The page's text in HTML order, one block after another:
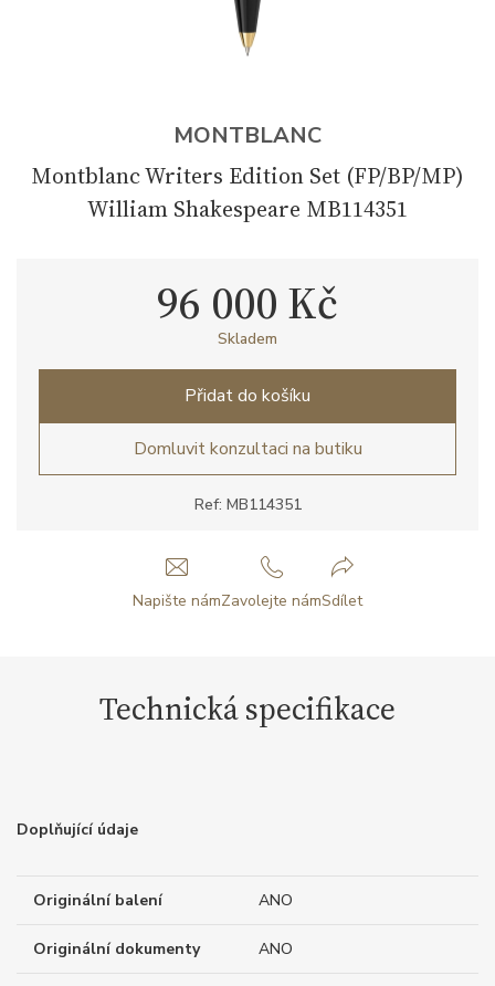
MONTBLANC
Montblanc Writers Edition Set (FP/BP/MP)
William Shakespeare MB114351
Ref: MB114351
96 000 Kč
Skladem
Přidat do košíku
Domluvit konzultaci na butiku
Napište námZavolejte námSdílet
Technická specifikace
Doplňující údaje
Originální balení ANO
Originální dokumenty ANO